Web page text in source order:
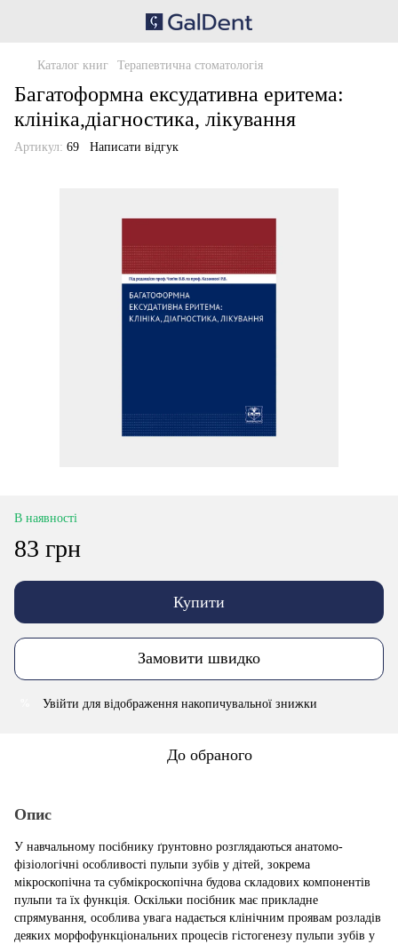
Каталог книг Терапевтична стоматологія
Багатоформна ексудативна еритема:
клініка,діагностика, лікування
Артикул: 69 Написати відгук
В наявності
83 грн
Купити
Замовити швидко
Увійти для відображення накопичувальної знижки
До обраного
Опис
У навчальному посібнику ґрунтовно розглядаються анатомо-
фізіологічні особливості пульпи зубів у дітей, зокрема
мікроскопічна та субмікроскопічна будова складових компонентів
пульпи та їх функція. Оскільки посібник має прикладне
спрямування, особлива увага надається клінічним проявам розладів
деяких морфофункціональних процесів гістогенезу пульпи зубів у